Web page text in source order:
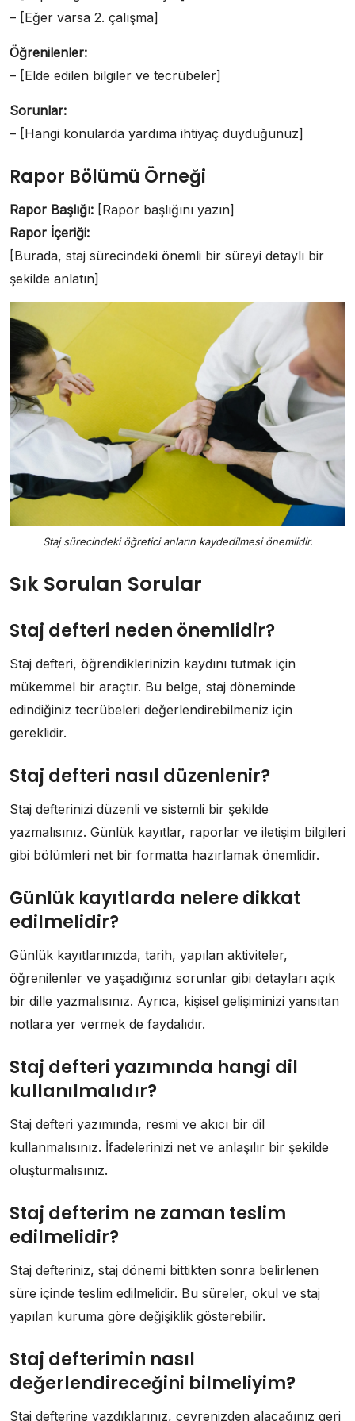
– [Eğer varsa 2. çalışma]
Öğrenilenler:
– [Elde edilen bilgiler ve tecrübeler]
Sorunlar:
– [Hangi konularda yardıma ihtiyaç duyduğunuz]
Rapor Bölümü Örneği
Rapor Başlığı: [Rapor başlığını yazın]
Rapor İçeriği:
[Burada, staj sürecindeki önemli bir süreyi detaylı bir
şekilde anlatın]
Staj sürecindeki öğretici anların kaydedilmesi önemlidir.
Sık Sorulan Sorular
Staj defteri neden önemlidir?
Staj defteri, öğrendiklerinizin kaydını tutmak için
mükemmel bir araçtır. Bu belge, staj döneminde
edindiğiniz tecrübeleri değerlendirebilmeniz için
gereklidir.
Staj defteri nasıl düzenlenir?
Staj defterinizi düzenli ve sistemli bir şekilde
yazmalısınız. Günlük kayıtlar, raporlar ve iletişim bilgileri
gibi bölümleri net bir formatta hazırlamak önemlidir.
Günlük kayıtlarda nelere dikkat
edilmelidir?
Günlük kayıtlarınızda, tarih, yapılan aktiviteler,
öğrenilenler ve yaşadığınız sorunlar gibi detayları açık
bir dille yazmalısınız. Ayrıca, kişisel gelişiminizi yansıtan
notlara yer vermek de faydalıdır.
Staj defteri yazımında hangi dil
kullanılmalıdır?
Staj defteri yazımında, resmi ve akıcı bir dil
kullanmalısınız. İfadelerinizi net ve anlaşılır bir şekilde
oluşturmalısınız.
Staj defterim ne zaman teslim
edilmelidir?
Staj defteriniz, staj dönemi bittikten sonra belirlenen
süre içinde teslim edilmelidir. Bu süreler, okul ve staj
yapılan kuruma göre değişiklik gösterebilir.
Staj defterimin nasıl
değerlendireceğini bilmeliyim?
Staj defterine yazdıklarınız, çevrenizden alacağınız geri